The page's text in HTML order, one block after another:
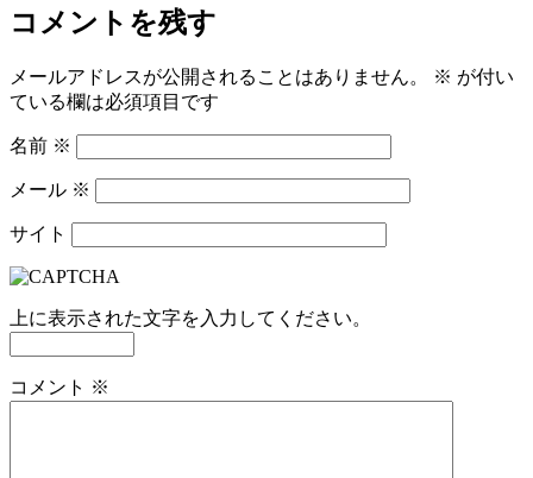
コメントを残す
メールアドレスが公開されることはありません。 ※ が付い
ている欄は必須項目です
名前 ※
メール ※
サイト
上に表示された文字を入力してください。
コメント ※